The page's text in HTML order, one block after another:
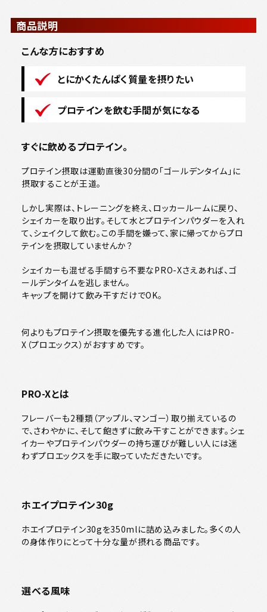
商品説明
こんな方におすすめ
とにかくたんぱく質量を摂りたい
プロテインを飲む手間が気になる
すぐに飲めるプロテイン。
プロテイン摂取は運動直後30分間の「ゴールデンタイム」に
摂取することが王道。
しかし実際は、トレーニングを終え、ロッカールームに戻り、
シェイカーを取り出す。そして水とプロテインパウダーを入れ
て、シェイクして飲む。この手間を嫌って、家に帰ってからプロ
テインを摂取していませんか？
シェイカーも混ぜる手間すら不要なPRO-Xさえあれば、ゴ
ールデンタイムを逃しません。
キャップを開けて飲み干すだけでOK。
何よりもプロテイン摂取を優先する進化した人にはPRO-
X（プロエックス）がおすすめです。
PRO-Xとは
フレーバーも2種類（アップル、マンゴー）取り揃えているの
で、さわやかに、そして飽きずに飲み干すことができます。シェ
イカーやプロテインパウダーの持ち運びが難しい人には迷
わずプロエックスを手に取っていただきたいです。
ホエイプロテイン30g
ホエイプロテイン30gを350mlに詰め込みました。多くの人
の身体作りにとって十分な量が摂れる商品です。
選べる風味